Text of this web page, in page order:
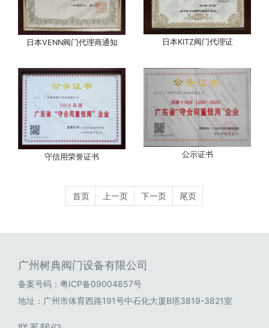
日本VENN阀门代理商通知 日本KITZ阀门代理证
守信用荣誉证书 公示证书
首页 上一页 下一页 尾页
广州树典阀门设备有限公司
备案号码： 粤ICP备09004857号
地址：广州市体育西路191号中石化大厦B塔3819-3821室